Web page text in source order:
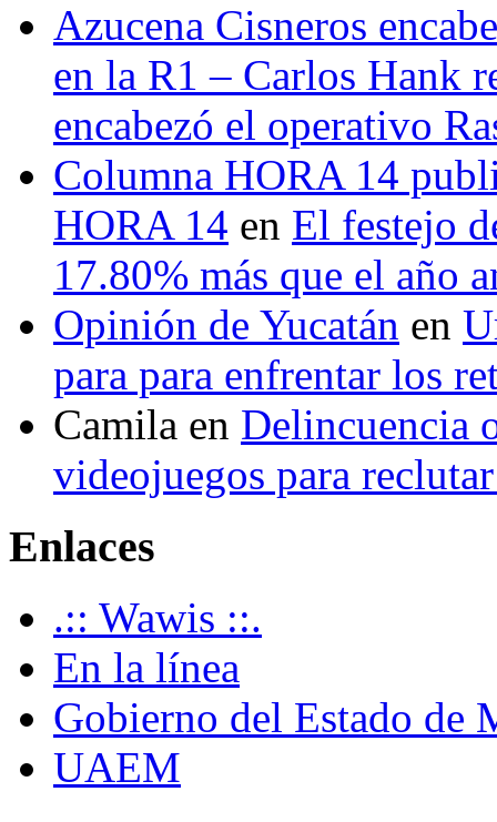
Azucena Cisneros
en la R1 – Carlos Hank
encabezó el operativo
Columna HORA 14
HORA 14 en El festejo
17.80% más que el año
Opinión de Yucatán en
para para enfrentar los
Camila en Delincuencia
videojuegos para
Enlaces
.:: Wawis ::.
En la línea
Gobierno del Estado de
UAEM